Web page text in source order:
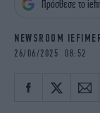
iBOOKS
MEDIA
NEWSLETTER
Πρόσθεσε το
NEWSROOM
26/06/2025 08:52